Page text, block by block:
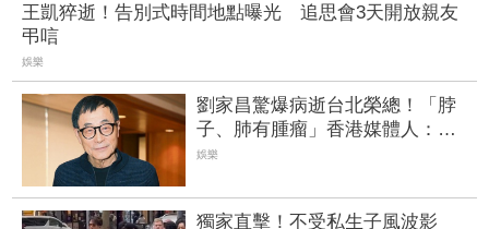
王凱猝逝！告別式時間地點曝光 追思會3天開放親友
弔唁
娛樂
劉家昌驚爆病逝台北榮總！「脖
子、肺有腫瘤」香港媒體人：一
路走好 | FTNN 新聞網
娛樂
獨家直擊！不受私生子風波影